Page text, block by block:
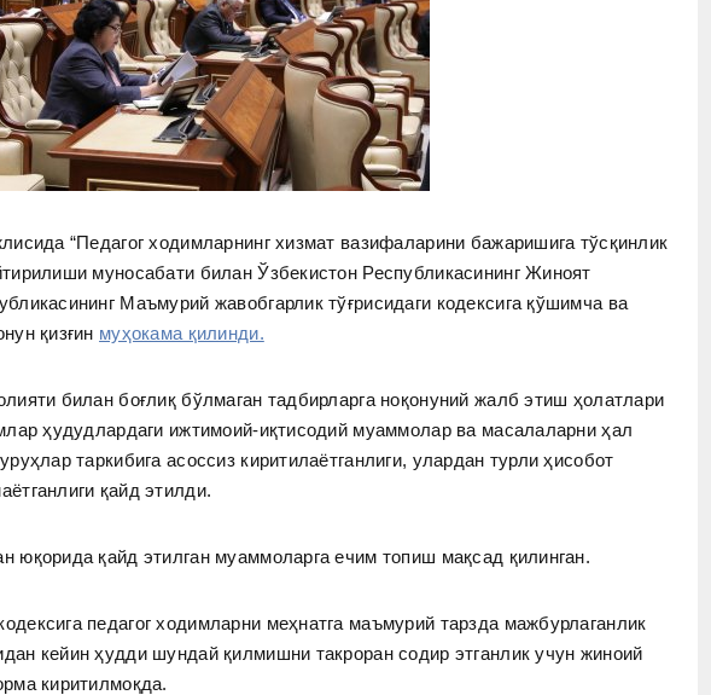
“Педагог ходимларнинг хизмат вазифаларини бажаришига тўсқинлик
муносабати билан Ўзбекистон Республикасининг Жиноят
Маъмурий жавобгарлик тўғрисидаги кодексига қўшимча ва
қизғин муҳокама қилинди.
билан боғлиқ бўлмаган тадбирларга ноқонуний жалб этиш ҳолатлари
ҳудудлардаги ижтимоий-иқтисодий муаммолар ва масалаларни ҳал
таркибига асоссиз киритилаётганлиги, улардан турли ҳисобот
қайд этилди.
юқорида қайд этилган муаммоларга ечим топиш мақсад қилинган.
педагог ходимларни меҳнатга маъмурий тарзда мажбурлаганлик
кейин ҳудди шундай қилмишни такроран содир этганлик учун жиноий
киритилмоқда.